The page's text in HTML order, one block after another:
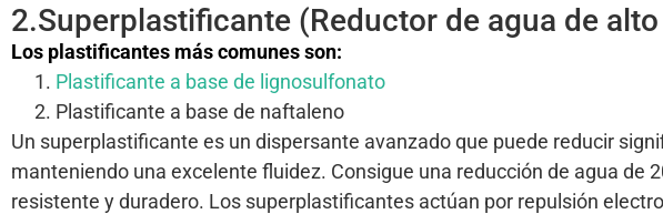
2.Superplastificante (Reductor de agua de
Los plastificantes más comunes son:
Plastificante a base de lignosulfonato
Plastificante a base de naftaleno
Un superplastificante es un dispersante avanzado que puede reducir
manteniendo una excelente fluidez. Consigue una reducción de agua de
resistente y duradero. Los superplastificantes actúan por repulsión